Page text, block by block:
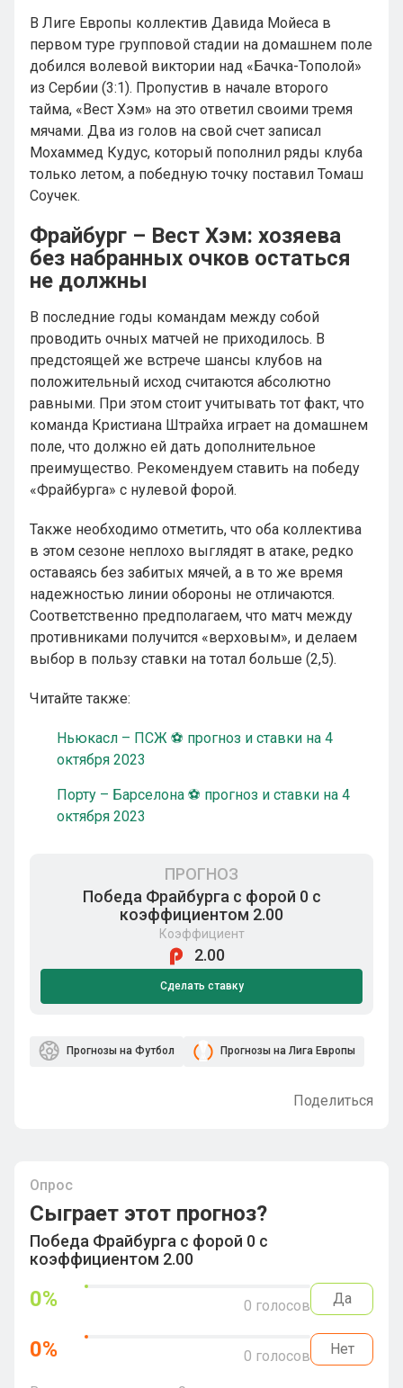
В Лиге Европы коллектив Давида Мойеса в
первом туре групповой стадии на домашнем поле
добился волевой виктории над «Бачка-Тополой»
из Сербии (3:1). Пропустив в начале второго
тайма, «Вест Хэм» на это ответил своими тремя
мячами. Два из голов на свой счет записал
Мохаммед Кудус, который пополнил ряды клуба
только летом, а победную точку поставил Томаш
Соучек.
Фрайбург – Вест Хэм: хозяева
без набранных очков остаться
не должны
В последние годы командам между собой
проводить очных матчей не приходилось. В
предстоящей же встрече шансы клубов на
положительный исход считаются абсолютно
равными. При этом стоит учитывать тот факт, что
команда Кристиана Штрайха играет на домашнем
поле, что должно ей дать дополнительное
преимущество. Рекомендуем ставить на победу
«Фрайбурга» с нулевой форой.
Также необходимо отметить, что оба коллектива
в этом сезоне неплохо выглядят в атаке, редко
оставаясь без забитых мячей, а в то же время
надежностью линии обороны не отличаются.
Соответственно предполагаем, что матч между
противниками получится «верховым», и делаем
выбор в пользу ставки на тотал больше (2,5).
Читайте также:
Ньюкасл – ПСЖ ⚽ прогноз и ставки на 4
октября 2023
Порту – Барселона ⚽ прогноз и ставки на 4
октября 2023
ПРОГНОЗ
Победа Фрайбурга с форой 0 с
коэффициентом 2.00
Коэффициент
2.00
Сделать ставку
Прогнозы на Футбол Прогнозы на Лига Европы
Поделиться
Опрос
Сыграет этот прогноз?
Победа Фрайбурга с форой 0 с
коэффициентом 2.00
0% 0 голосов Да
0% 0 голосов Нет